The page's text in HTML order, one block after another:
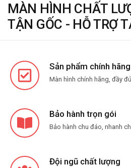
MÀN HÌNH CHẤT
TẬN GỐC - HỖ TRỢ
Sản phẩm chính hãng
Màn hình chính hãng, đầy đủ
Bảo hành trọn gói
Bảo hành chu đáo, nhanh
Đội ngũ chất lượng